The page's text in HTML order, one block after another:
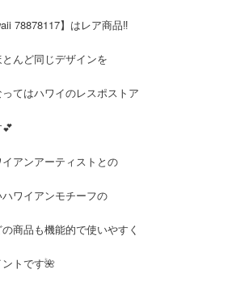
78878117】はレア商品‼️
んど同じデザインを
てはハワイのレスポストア
アンアーティストとの
ワイアンモチーフの
商品も機能的で使いやすく
トです🌺